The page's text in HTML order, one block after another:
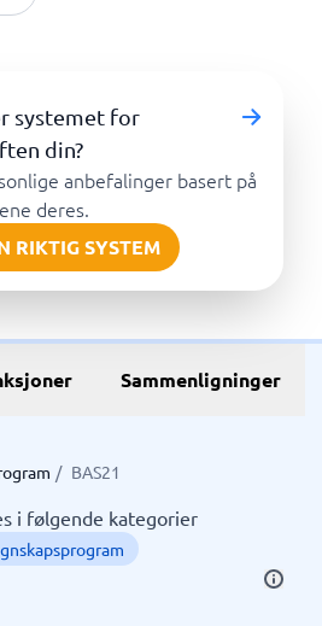
systemet for
din?
anbefalinger basert på
deres.
RIKTIG SYSTEM
Sammenligninger
/ BAS21
i følgende kategorier